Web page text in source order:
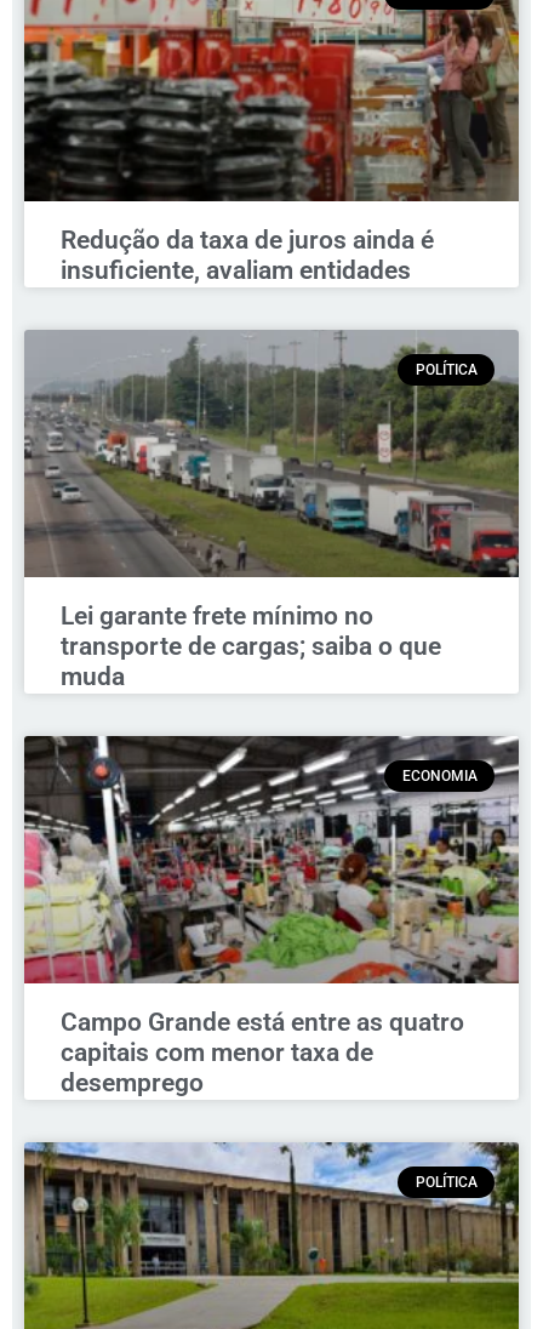
Redução da taxa de juros ainda é
insuficiente, avaliam entidades
POLÍTICA
Lei garante frete mínimo no
transporte de cargas; saiba o que
muda
ECONOMIA
Campo Grande está entre as quatro
capitais com menor taxa de
desemprego
POLÍTICA